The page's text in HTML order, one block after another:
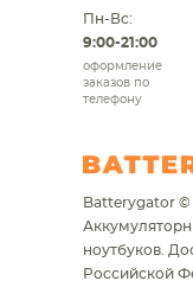
Пн-Вс:
9:00-21:00
оформление
заказов по
телефону
Batterygator ©
ноутбуков.
Российской